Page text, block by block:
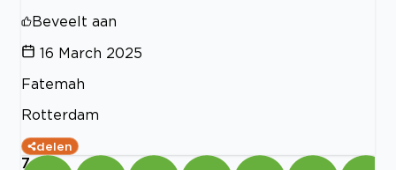
Beveelt aan
16 March 2025
Fatemah
Rotterdam
delen
7